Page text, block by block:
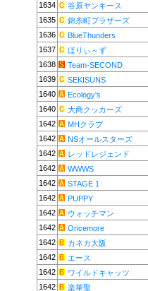
1634
谷原ヤンキース
1635
錦糸町ブラザーズ
1636
BlueThunders
1637
ほりぃ～ず
1638
Team-SECOND
1639
SEKISUNS
1640
Ecology's
1640
大商クッカーズ
1642
MHクラブ
1642
NSオールスターズ
1642
レッドレジェンド
1642
WWWS
1642
STAGE 1
1642
PUPPY
1642
ウォッチマン
1642
Oncemore
1642
カネカ大阪
1642
エース
1642
ワイルドキャッツ
1642
楽華聖